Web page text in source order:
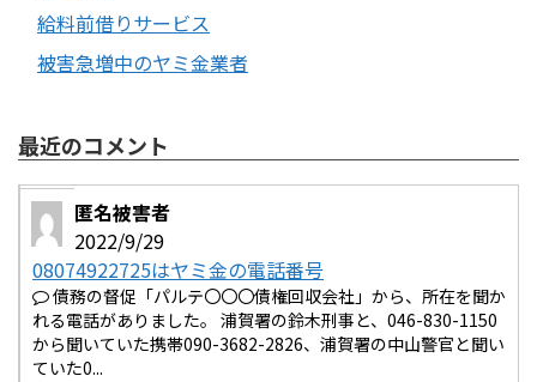
給料前借りサービス
被害急増中のヤミ金業者
最近のコメント
匿名被害者
2022/9/29
08074922725はヤミ金の電話番号
債務の督促「パルテ〇〇〇債権回収会社」から、所在を聞か
れる電話がありました。 浦賀署の鈴木刑事と、046-830-1150
から聞いていた携帯090-3682-2826、浦賀署の中山警官と聞い
ていた0...